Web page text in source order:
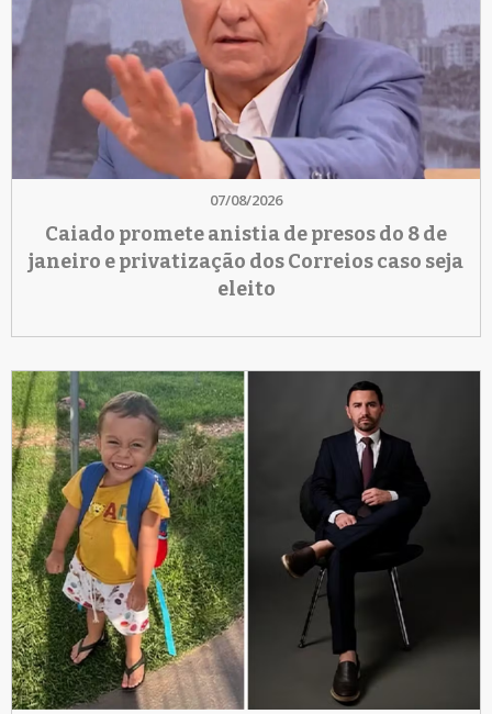
07/08/2026
Caiado promete anistia de presos do 8 de
janeiro e privatização dos Correios caso seja
eleito